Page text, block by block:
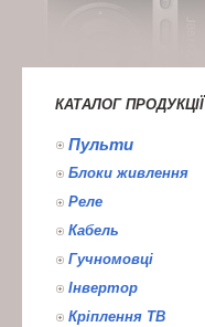
КАТАЛОГ ПРОДУКЦІЇ
Пульти
Блоки живлення
Реле
Кабель
Гучномовці
Інвертор
Кріплення ТВ